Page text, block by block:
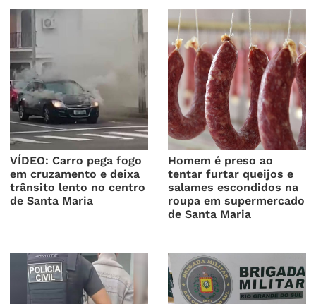
VÍDEO: Carro pega fogo
em cruzamento e deixa
trânsito lento no centro
de Santa Maria
Homem é preso ao
tentar furtar queijos e
salames escondidos na
roupa em supermercado
de Santa Maria